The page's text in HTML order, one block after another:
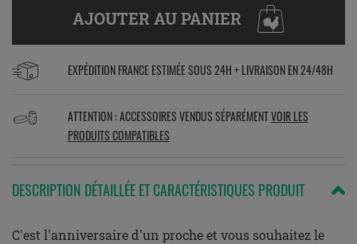
AJOUTER AU PANIER
EXPÉDITION FRANCE ESTIMÉE SOUS 24H + LIVRAISON EN 24/48H
ATTENTION : ACCESSOIRES VENDUS SÉPARÉMENTVOIR LES
PRODUITS COMPATIBLES
DESCRIPTION DÉTAILLÉE ET CARACTÉRISTIQUES PRODUIT
C'est l'anniversaire d'un proche et vous souhaitez le